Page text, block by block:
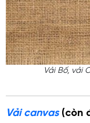
Vải Bố, vải
Vải canvas(còn